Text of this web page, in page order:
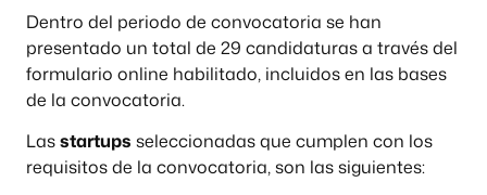
Dentro del periodo de convocatoria se han
presentado un total de 29 candidaturas a través del
formulario online habilitado, incluidos en las bases
de la convocatoria.
Lasstartups seleccionadas que cumplen con los
requisitos de la convocatoria, son las siguientes: